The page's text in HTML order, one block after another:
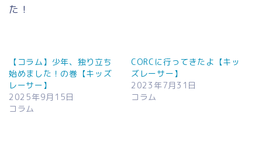
た！
【コラム】少年、独り立ち
始めました！の巻【キッズ
レーサー】
2025年9月15日
コラム
CORCに行ってきたよ【キッ
ズレーサー】
2023年7月31日
コラム